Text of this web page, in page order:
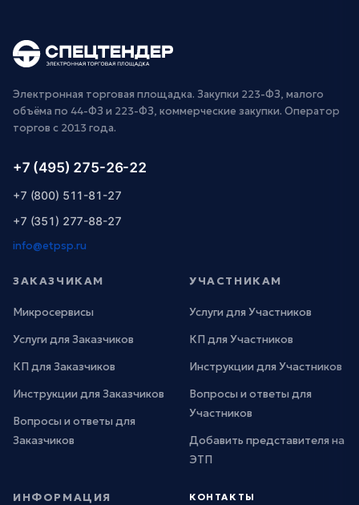
Электронная торговая площадка. Закупки 223-ФЗ, малого
объёма по 44-ФЗ и 223-ФЗ, коммерческие закупки. Оператор
торгов с 2013 года.
+7 (495) 275-26-22
+7 (800) 511-81-27
+7 (351) 277-88-27
info@etpsp.ru
ЗАКАЗЧИКАМ
Микросервисы
Услуги для Заказчиков
КП для Заказчиков
Инструкции для Заказчиков
Вопросы и ответы для
Заказчиков
УЧАСТНИКАМ
Услуги для Участников
КП для Участников
Инструкции для Участников
Вопросы и ответы для
Участников
Добавить представителя на
ЭТП
ИНФОРМАЦИЯ КОНТАКТЫ